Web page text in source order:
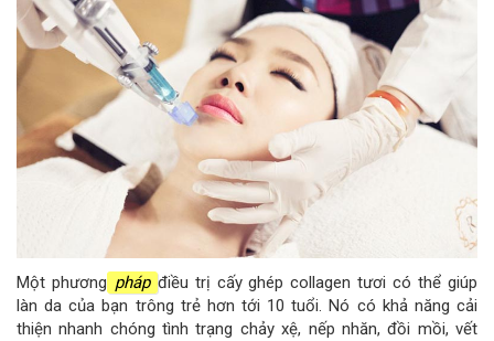
Một phương pháp điều trị cấy ghép collagen tươi có thể giúp
làn da của bạn trông trẻ hơn tới 10 tuổi. Nó có khả năng cải
thiện nhanh chóng tình trạng chảy xệ, nếp nhăn, đồi mồi, vết